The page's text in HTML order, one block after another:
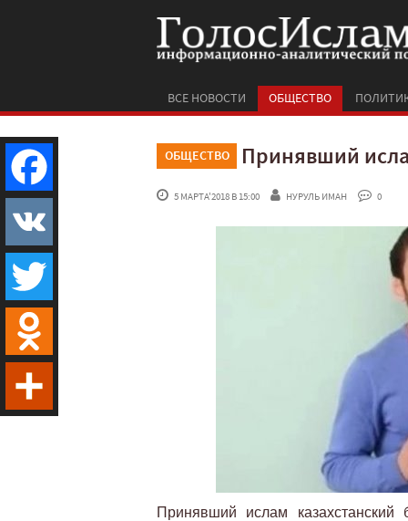
ВСЕ НОВОСТИ ОБЩЕСТВО
ОБЩЕСТВО Принявший
5 МАРТА'2018 В 15:00 НУРУЛЬ ИМАН 0
Принявший ислам
Facebook
VK
Twitter
Odnoklassniki